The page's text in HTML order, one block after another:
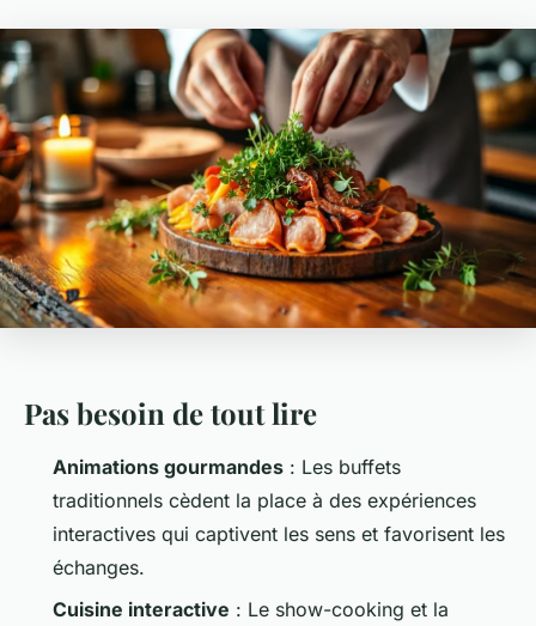
Pas besoin de tout lire
Animations gourmandes : Les buffets
traditionnels cèdent la place à des expériences
interactives qui captivent les sens et favorisent les
échanges.
Cuisine interactive : Le show-cooking et la